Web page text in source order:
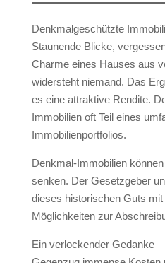
Denkmalgeschützte
Staunende Blicke,
Charme eines Hauses aus
widersteht niemand. Das
es eine attraktive Rendite.
Immobilien oft Teil eines
Immobilienportfolios.
Denkmal-Immobilien
senken. Der Gesetzgeber
dieses historischen Guts
Möglichkeiten zur
Ein verlockender Gedanke